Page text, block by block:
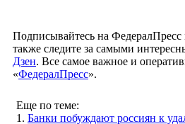
Подписывайтесь на ФедералПресс
также следите за самыми
Дзен. Все самое важное и
«ФедералПресс».
Еще по теме:
1. Банки побуждают россиян к